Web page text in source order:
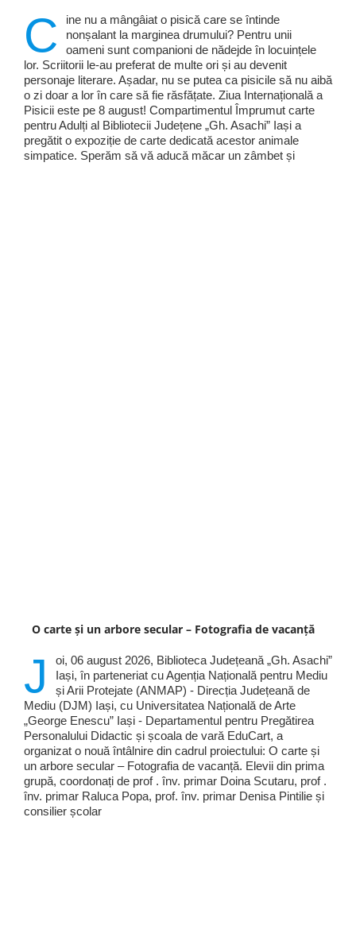
C
ine nu a mângâiat o pisică care se întinde
nonșalant la marginea drumului? Pentru unii
oameni sunt companioni de nădejde în locuințele
lor. Scriitorii le-au preferat de multe ori și au devenit
personaje literare. Așadar, nu se putea ca pisicile să nu aibă
o zi doar a lor în care să fie răsfățate. Ziua Internațională a
Pisicii este pe 8 august! Compartimentul Împrumut carte
pentru Adulți al Bibliotecii Județene „Gh. Asachi” Iași a
pregătit o expoziție de carte dedicată acestor animale
simpatice. Sperăm să vă aducă măcar un zâmbet și
O carte și un arbore secular – Fotografia de vacanță
J
oi, 06 august 2026, Biblioteca Județeană „Gh. Asachi”
Iași, în parteneriat cu Agenția Națională pentru Mediu
și Arii Protejate (ANMAP) - Direcția Județeană de
Mediu (DJM) Iași, cu Universitatea Națională de Arte
„George Enescu” Iași - Departamentul pentru Pregătirea
Personalului Didactic și școala de vară EduCart, a
organizat o nouă întâlnire din cadrul proiectului: O carte și
un arbore secular – Fotografia de vacanță. Elevii din prima
grupă, coordonați de prof . înv. primar Doina Scutaru, prof .
înv. primar Raluca Popa, prof. înv. primar Denisa Pintilie și
consilier școlar